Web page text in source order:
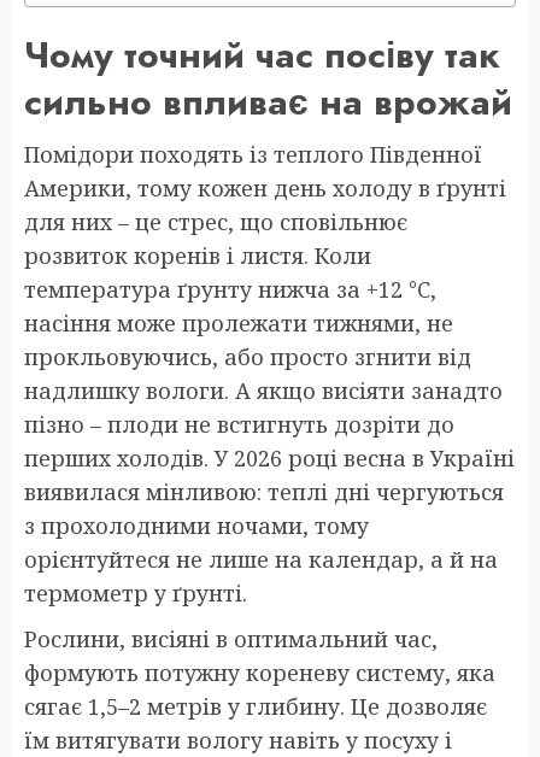
Чому точний час посіву так
сильно впливає на врожай
Помідори походять із теплого Південної
Америки, тому кожен день холоду в ґрунті
для них – це стрес, що сповільнює
розвиток коренів і листя. Коли
температура ґрунту нижча за +12 °C,
насіння може пролежати тижнями, не
прокльовуючись, або просто згнити від
надлишку вологи. А якщо висіяти занадто
пізно – плоди не встигнуть дозріти до
перших холодів. У 2026 році весна в Україні
виявилася мінливою: теплі дні чергуються
з прохолодними ночами, тому
орієнтуйтеся не лише на календар, а й на
термометр у ґрунті.
Рослини, висіяні в оптимальний час,
формують потужну кореневу систему, яка
сягає 1,5–2 метрів у глибину. Це дозволяє
їм витягувати вологу навіть у посуху і